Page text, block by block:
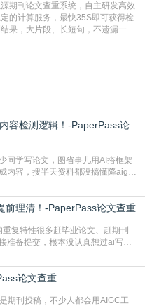
似的片段，该项技术检测速度快、
率高，市场反映良好。
期刊论文查重系统，自主研发高效
的计算服务，最快35S即可获得检
果，大片段、长短句，不遗漏一处
容检测逻辑！-PaperPass论
同学写论文，图省事儿用AI搭框架
内容，搜半天资料都没搞懂降aigc
aigc检测是啥，对相关要求摸不
领域普及诞生的新需求，核心是为
前理清！-PaperPass论文查重
复特性很多赶毕业论文、赶期刊
准备提交，根本没认真想过ai写论
开的文本数据，生成内容本质是基
创作。生成过程中，很容易复用已
论文查重
期刊投稿，不少人都会用AIGC工